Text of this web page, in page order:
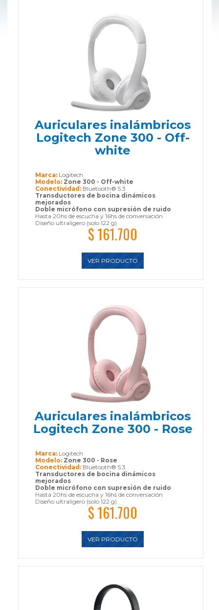
Auriculares inalámbricos
Logitech Zone 300 - Off-
white
$ 161.700
VER PRODUCTO
Marca: Logitech
Modelo: Zone 300 - Off-white
Conectividad: Bluetooth® 5.3
Transductores de bocina dinámicos
mejorados
Doble micrófono con supresión de ruido
Hasta 20hs de escucha y 16hs de conversación
Diseño ultraligero (solo 122 g)
Auriculares inalámbricos
Logitech Zone 300 - Rose
$ 161.700
VER PRODUCTO
Marca: Logitech
Modelo: Zone 300 - Rose
Conectividad: Bluetooth® 5.3
Transductores de bocina dinámicos
mejorados
Doble micrófono con supresión de ruido
Hasta 20hs de escucha y 16hs de conversación
Diseño ultraligero (solo 122 g)